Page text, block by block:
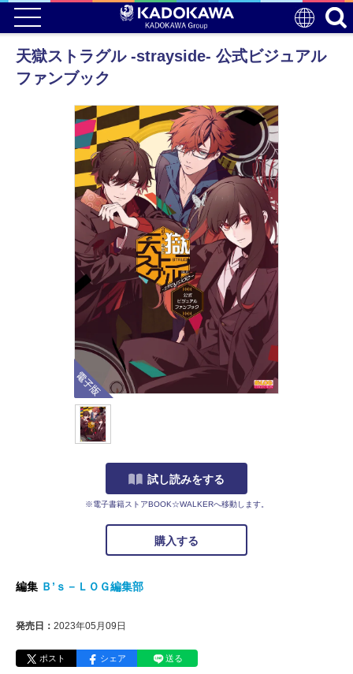
天獄ストラグル -strayside- 公式ビジュアル
ファンブック
電子版
試し読みをする
※電子書籍ストアBOOK☆WALKERへ移動します。
購入する
編集 Ｂ’ｓ－ＬＯＧ編集部
発売日： 2023年05月09日
ポスト シェア 送る